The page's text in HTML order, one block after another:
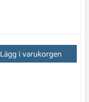
Lägg i varukorgen